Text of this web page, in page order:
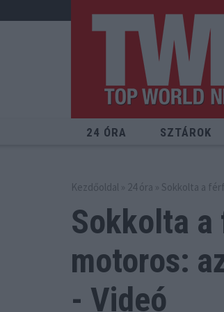
24 ÓRA SZTÁROK
Kezdőoldal » 24 óra » Sokkolta a
Sokkolta a
motoros:
- Videó